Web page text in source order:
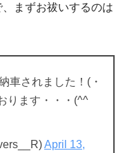
まずお祓いするのは
車されました！(・
ります・・・(^^ゞ
April 13,